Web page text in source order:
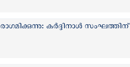
കര്‍ദ്ദിനാള്‍ സംഘത്തിന്